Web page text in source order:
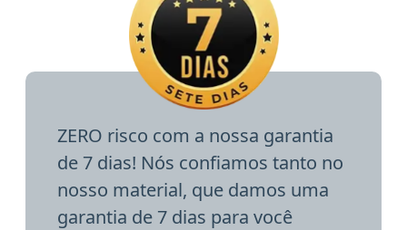
ZERO risco com a nossa garantia
de 7 dias! Nós confiamos tanto no
nosso material, que damos uma
garantia de 7 dias para você